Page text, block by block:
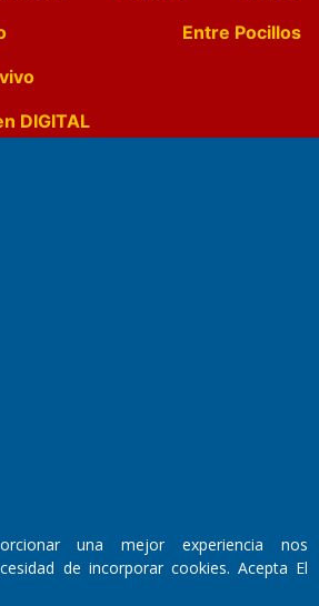
Entre Pocillos
DIGITAL
una mejor experiencia nos
de incorporar cookies. Acepta El